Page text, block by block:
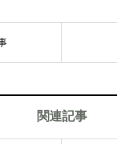
関連記事